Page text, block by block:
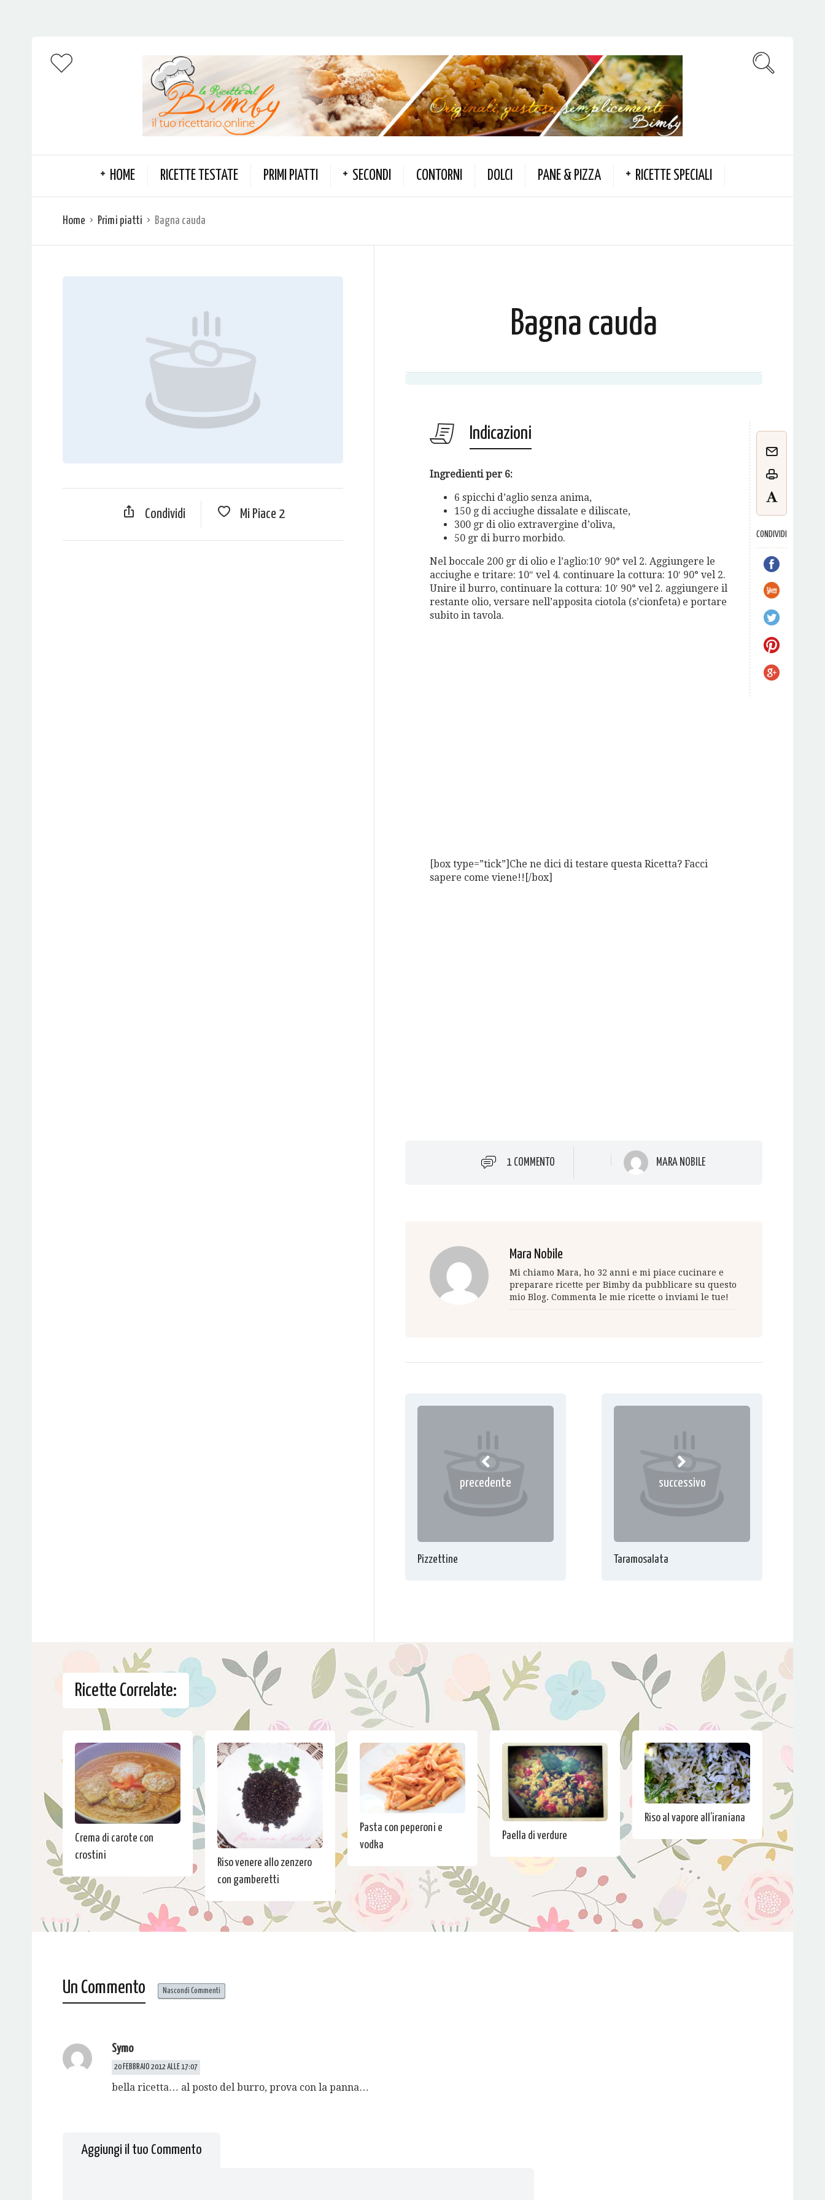
HOME RICETTE TESTATE PRIMI PIATTI SECONDI CONTORNI DOLCI PANE & PIZZA RICETTE SPECIALI
Home Primi piatti Bagna cauda
Condividi Mi Piace 2
Bagna cauda
Indicazioni
CONDIVIDI
Ingredienti per 6:
6 spicchi d’aglio senza anima,
150 g di acciughe dissalate e diliscate,
300 gr di olio extravergine d’oliva,
50 gr di burro morbido.
Nel boccale 200 gr di olio e l’aglio:10′ 90° vel 2. Aggiungere le
acciughe e tritare: 10″ vel 4. continuare la cottura: 10′ 90° vel 2.
Unire il burro, continuare la cottura: 10′ 90° vel 2. aggiungere il
restante olio, versare nell’apposita ciotola (s’cionfeta) e portare
subito in tavola.
[box type=”tick”]Che ne dici di testare questa Ricetta? Facci
sapere come viene!![/box]
1 COMMENTO MARA NOBILE
Mara Nobile
Mi chiamo Mara, ho 32 anni e mi piace cucinare e
preparare ricette per Bimby da pubblicare su questo
mio Blog. Commenta le mie ricette o inviami le tue!
precedente
Pizzettine
successivo
Taramosalata
Ricette Correlate:
Crema di carote con
crostini
Riso venere allo zenzero
con gamberetti
Pasta con peperoni e
vodka
Paella di verdure
Riso al vapore all’iraniana
Un Commento Nascondi Commenti
Symo
20 FEBBRAIO 2012 ALLE 17:07
bella ricetta… al posto del burro, prova con la panna…
Aggiungi il tuo Commento